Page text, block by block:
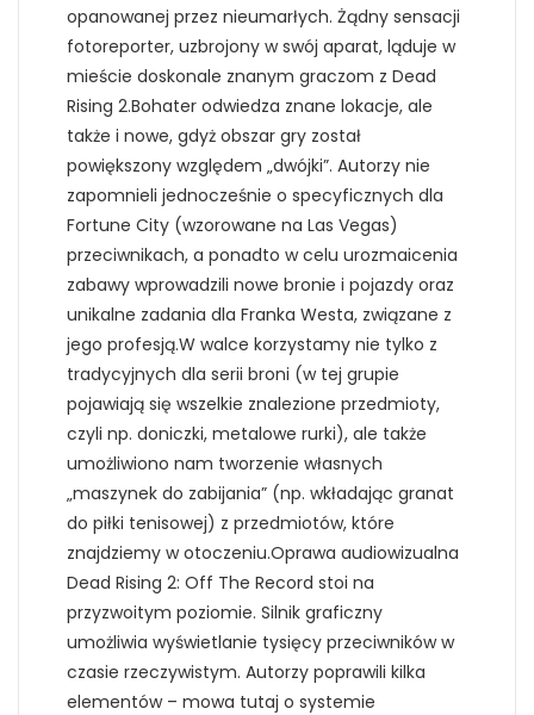
opanowanej przez nieumarłych. Żądny sensacji
fotoreporter, uzbrojony w swój aparat, ląduje w
mieście doskonale znanym graczom z Dead
Rising 2.Bohater odwiedza znane lokacje, ale
także i nowe, gdyż obszar gry został
powiększony względem „dwójki”. Autorzy nie
zapomnieli jednocześnie o specyficznych dla
Fortune City (wzorowane na Las Vegas)
przeciwnikach, a ponadto w celu urozmaicenia
zabawy wprowadzili nowe bronie i pojazdy oraz
unikalne zadania dla Franka Westa, związane z
jego profesją.W walce korzystamy nie tylko z
tradycyjnych dla serii broni (w tej grupie
pojawiają się wszelkie znalezione przedmioty,
czyli np. doniczki, metalowe rurki), ale także
umożliwiono nam tworzenie własnych
„maszynek do zabijania” (np. wkładając granat
do piłki tenisowej) z przedmiotów, które
znajdziemy w otoczeniu.Oprawa audiowizualna
Dead Rising 2: Off The Record stoi na
przyzwoitym poziomie. Silnik graficzny
umożliwia wyświetlanie tysięcy przeciwników w
czasie rzeczywistym. Autorzy poprawili kilka
elementów – mowa tutaj o systemie